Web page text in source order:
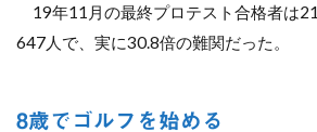
19年11月の最終プロテスト合格者は
647人で、実に30.8倍の難関だった。
8歳でゴルフを始める